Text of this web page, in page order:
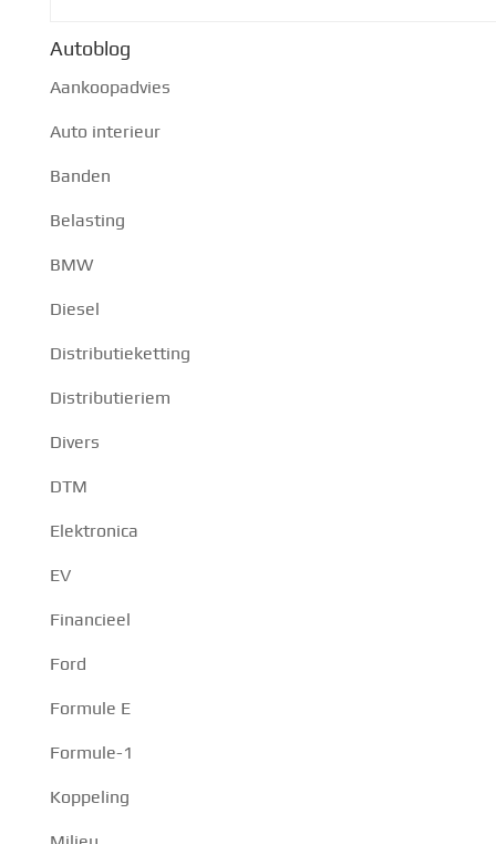
Autoblog
Aankoopadvies
Auto interieur
Banden
Belasting
BMW
Diesel
Distributieketting
Distributieriem
Divers
DTM
Elektronica
EV
Financieel
Ford
Formule E
Formule-1
Koppeling